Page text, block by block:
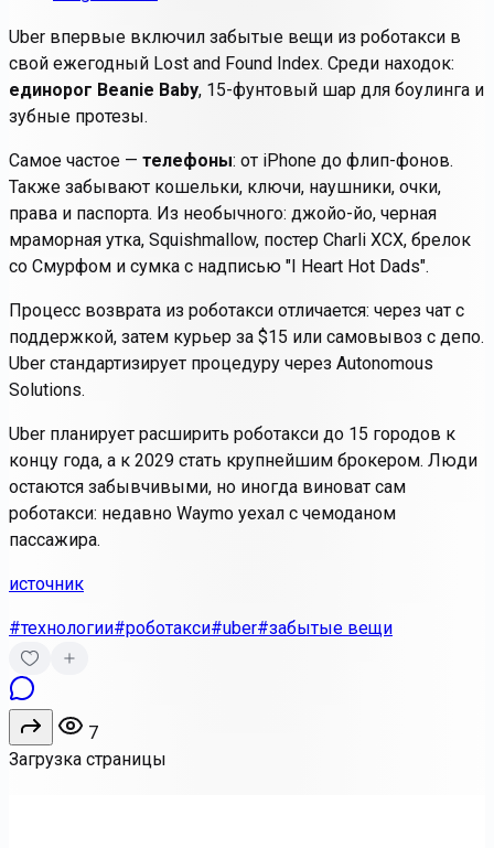
Uber впервые включил забытые вещи из роботакси в
свой ежегодный Lost and Found Index. Среди находок:
единорог Beanie Baby, 15-фунтовый шар для боулинга и
зубные протезы.
Самое частое — телефоны: от iPhone до флип-фонов.
Также забывают кошельки, ключи, наушники, очки,
права и паспорта. Из необычного: джойо-йо, черная
мраморная утка, Squishmallow, постер Charli XCX, брелок
со Смурфом и сумка с надписью "I Heart Hot Dads".
Процесс возврата из роботакси отличается: через чат с
поддержкой, затем курьер за $15 или самовывоз с депо.
Uber стандартизирует процедуру через Autonomous
Solutions.
Uber планирует расширить роботакси до 15 городов к
концу года, а к 2029 стать крупнейшим брокером. Люди
остаются забывчивыми, но иногда виноват сам
роботакси: недавно Waymo уехал с чемоданом
пассажира.
источник
#технологии#роботакси#uber#забытые вещи
7
Загрузка страницы